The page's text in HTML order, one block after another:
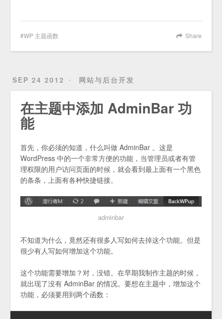
Share
WP 主题函数
SEP 24 2012 网站与后台开发
在主题中添加 AdminBar 功
能
首先，你必须的知道，什么叫做 AdminBar 。这是
WordPress 中的一个非常方便的功能，当管理员或者有管
理权限的用户访问页面的时候，就会看到最上面有一个黑色
的条条，上面有各种快捷链接。
adminbar
不知道为什么，竟然还有很多人写如何去掉这个功能。但是
很少有人写如何增加这个功能。
这个功能需要增加？对，没错。在早期我制作主题的时候，
就出现了没有 AdminBar 的情况。要想在主题中，增加这个
功能，必须要用到两个函数：